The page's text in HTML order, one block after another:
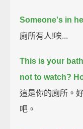
Someone's in
廁所有人!唉...
This is your
not to watch?
這是你的廁所。
吧。